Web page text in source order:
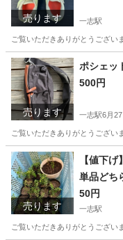
売ります 一志駅
ご覧いただきありがとうござい
三重 津市 一志駅
売ります
ポシェッ
500円
一志駅6月27
ご覧いただきありがとうござい
三重 津市 一志駅
売ります
【値下
単品どち
50円
一志駅
ご覧いただきありがとうござ